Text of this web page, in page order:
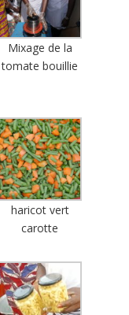
Mixage de la
tomate bouillie
haricot vert
carotte